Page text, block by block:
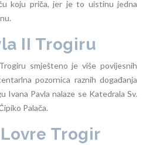
koju priča, jer je to uistinu jedna
II Trogiru
smješteno je više povijesnih
pozornica raznih događanja
Pavla nalaze se Katedrala Sv.
Palača.
Trogir